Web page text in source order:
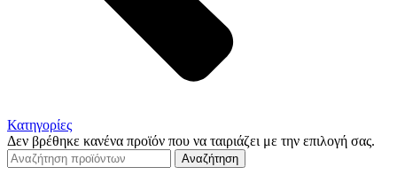
Κατηγορίες
Δεν βρέθηκε κανένα προϊόν που να ταιριάζει με την επιλογή σας.
Αναζήτηση